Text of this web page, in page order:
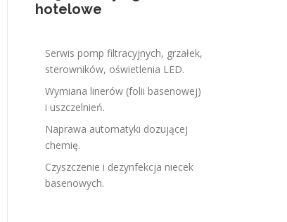
hotelowe
Serwis pomp filtracyjnych, grzałek,
sterowników, oświetlenia LED.
Wymiana linerów (folii basenowej)
i uszczelnień.
Naprawa automatyki dozującej
chemię.
Czyszczenie i dezynfekcja niecek
basenowych.